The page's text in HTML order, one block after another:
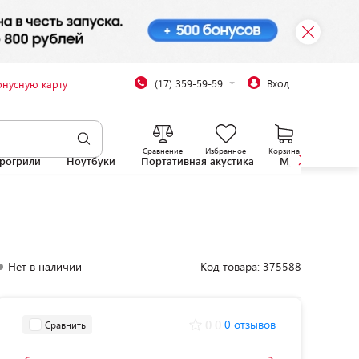
карту (17) 359-59-59 Вход
Сравнение Избранное Корзина
Ноутбуки Портативная акустика
Нет в наличии Код товара: 375588
Сравнить 0 отзывов